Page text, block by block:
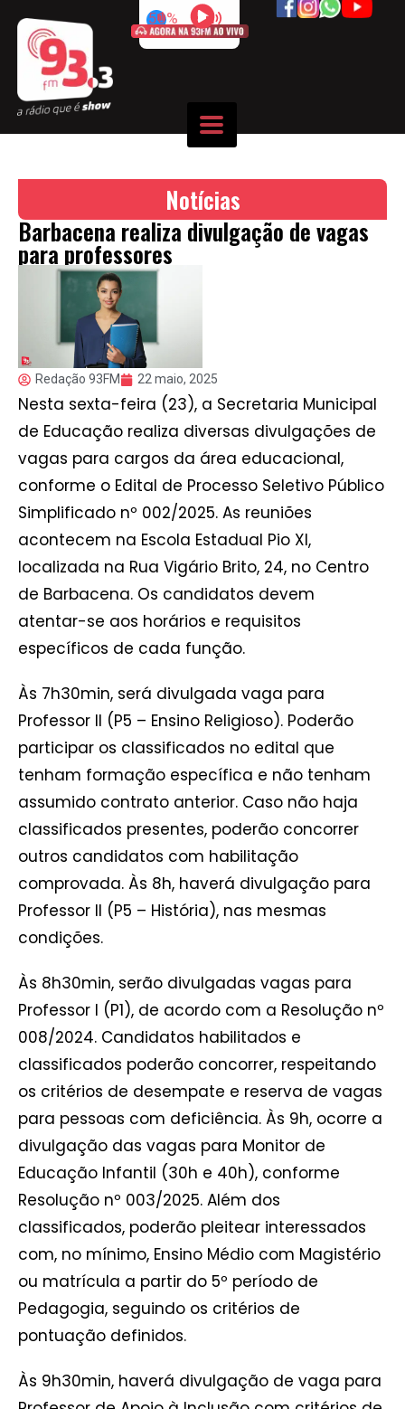
50%
Notícias
Barbacena realiza divulgação de vagas
para professores
Redação 93FM 22 maio, 2025
Nesta sexta-feira (23), a Secretaria Municipal
de Educação realiza diversas divulgações de
vagas para cargos da área educacional,
conforme o Edital de Processo Seletivo Público
Simplificado nº 002/2025. As reuniões
acontecem na Escola Estadual Pio XI,
localizada na Rua Vigário Brito, 24, no Centro
de Barbacena. Os candidatos devem
atentar-se aos horários e requisitos
específicos de cada função.
Às 7h30min, será divulgada vaga para
Professor II (P5 – Ensino Religioso). Poderão
participar os classificados no edital que
tenham formação específica e não tenham
assumido contrato anterior. Caso não haja
classificados presentes, poderão concorrer
outros candidatos com habilitação
comprovada. Às 8h, haverá divulgação para
Professor II (P5 – História), nas mesmas
condições.
Às 8h30min, serão divulgadas vagas para
Professor I (P1), de acordo com a Resolução nº
008/2024. Candidatos habilitados e
classificados poderão concorrer, respeitando
os critérios de desempate e reserva de vagas
para pessoas com deficiência. Às 9h, ocorre a
divulgação das vagas para Monitor de
Educação Infantil (30h e 40h), conforme
Resolução nº 003/2025. Além dos
classificados, poderão pleitear interessados
com, no mínimo, Ensino Médio com Magistério
ou matrícula a partir do 5º período de
Pedagogia, seguindo os critérios de
pontuação definidos.
Às 9h30min, haverá divulgação de vaga para